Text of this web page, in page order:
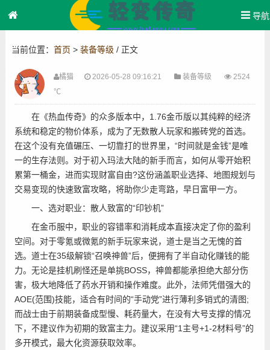
首
页
导航
当前位置： 首页 > 装备等级 / 正文
橘猫 2026-05-28 09:16:21 装备等级
2524
℃
在《热血传奇》的众多版本中，1.76金币版以其纯粹的经济
系统和稳定的物价体系，成为了无数散人玩家和搬砖党的首选。
在这个没有充值碾压、一切靠打的世界里，“时间就是金钱”是唯
一的生存法则。对于初入玛法大陆的新手而言，如何从零开始积
累第一桶金，进而实现财富自由?这份涵盖职业选择、地图规划与
交易变现的快速致富攻略，将助你少走弯路，早日富甲一方。
一、选对职业：散人致富的“印钞机”
在金币服中，职业的容错率和消耗成本直接决定了你的盈利
空间。对于零氪或微氪的新手玩家来说，道士是当之无愧的首
选。道士在35级解锁“召唤神兽”后，便拥有了半自动化赚钱的能
力。无论是挂机刷怪还是单挑BOSS，神兽都能承担绝大部分伤
害，极大地降低了药水开销和操作难度。此外，法师凭借强大的
AOE(范围)技能，适合有时间的“手动党”进行薄利多销式的清图;
而战士由于前期装备成型慢、耗药量大，在没有大号支撑的情况
下，不建议作为初期的致富主力。建议采用“1主号+1-2材料号”的
多开模式，最大化资源获取效率。